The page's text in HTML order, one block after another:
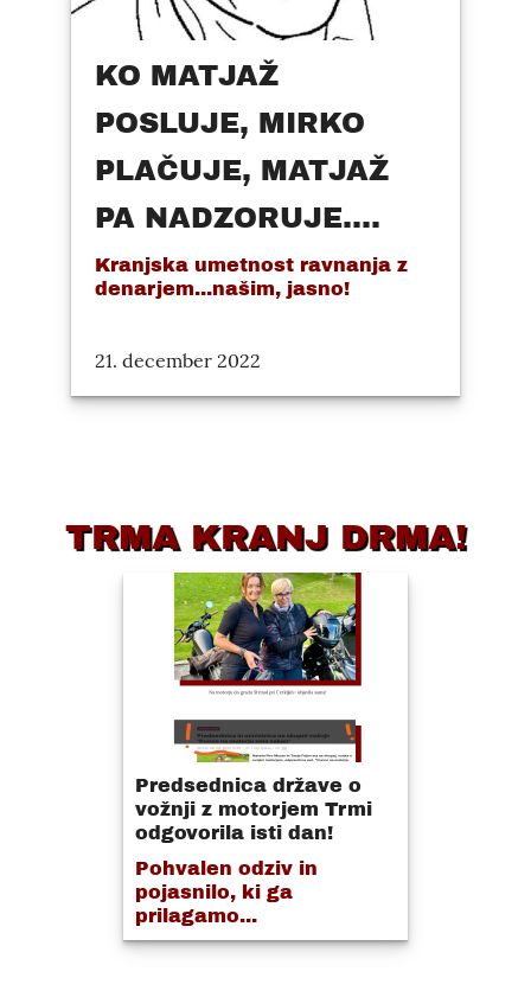
KO MATJAŽ
POSLUJE, MIRKO
PLAČUJE, MATJAŽ
PA NADZORUJE....
Kranjska umetnost ravnanja z
denarjem...našim, jasno!
21. december 2022
TRMA KRANJ DRMA!
Predsednica države o
vožnji z motorjem Trmi
odgovorila isti dan!
Pohvalen odziv in
pojasnilo, ki ga
prilagamo...